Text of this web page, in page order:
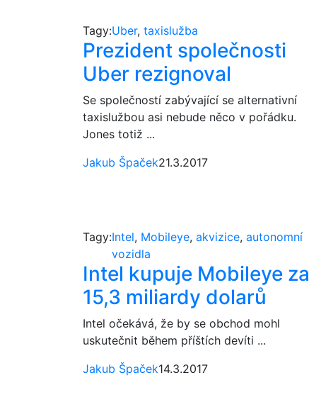
Tagy:Uber, taxislužba
Prezident společnosti
Uber rezignoval
Se společností zabývající se alternativní
taxislužbou asi nebude něco v pořádku.
Jones totiž ...
Jakub Špaček21.3.2017
Tagy:Intel, Mobileye, akvizice, autonomní
vozidla
Intel kupuje Mobileye za
15,3 miliardy dolarů
Intel očekává, že by se obchod mohl
uskutečnit během příštích devíti ...
Jakub Špaček14.3.2017